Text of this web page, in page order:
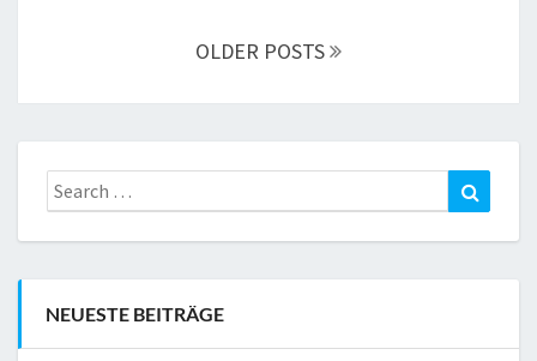
OLDER POSTS
Search
for:
NEUESTE BEITRÄGE